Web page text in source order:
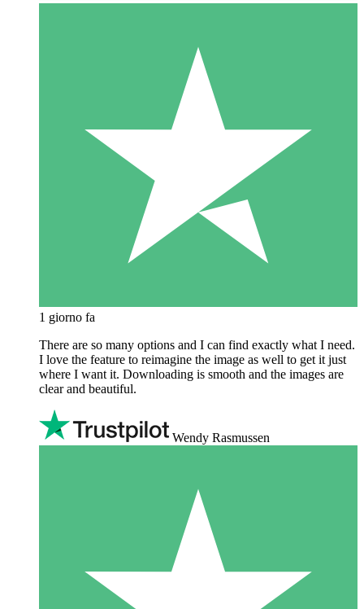
1 giorno fa
There are so many options and I can find exactly what I need.
I love the feature to reimagine the image as well to get it just
where I want it. Downloading is smooth and the images are
clear and beautiful.
Wendy Rasmussen